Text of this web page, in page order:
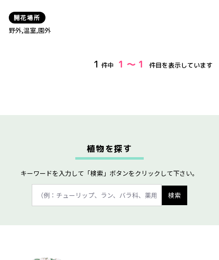
開花場所
野外,温室,園外
1 件中 1 ～ 1 件目を表示しています
植物を探す
キーワードを入力して「検索」ボタンをクリックして下さい。